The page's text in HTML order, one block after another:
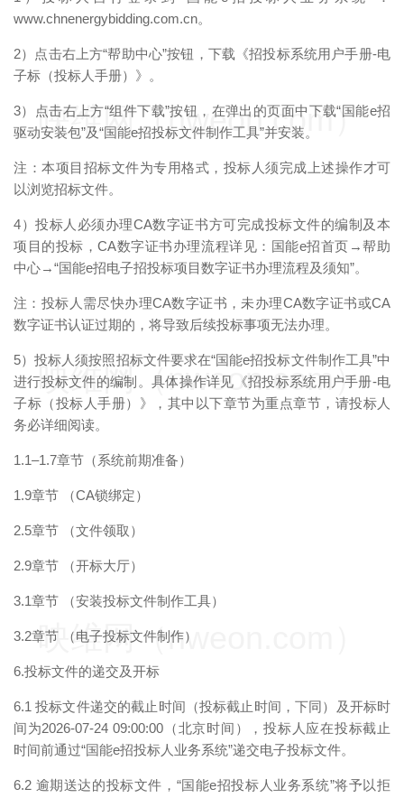
www.chnenergybidding.com.cn。
2）点击右上方“帮助中心”按钮，下载《招投标系统用户手册-电
子标（投标人手册）》。
3）点击右上方“组件下载”按钮，在弹出的页面中下载“国能e招
驱动安装包”及“国能e招投标文件制作工具”并安装。
注：本项目招标文件为专用格式，投标人须完成上述操作才可
以浏览招标文件。
4）投标人必须办理CA数字证书方可完成投标文件的编制及本
项目的投标，CA数字证书办理流程详见：国能e招首页→帮助
中心→“国能e招电子招投标项目数字证书办理流程及须知”。
注：投标人需尽快办理CA数字证书，未办理CA数字证书或CA
数字证书认证过期的，将导致后续投标事项无法办理。
5）投标人须按照招标文件要求在“国能e招投标文件制作工具”中
进行投标文件的编制。具体操作详见《招投标系统用户手册-电
子标（投标人手册）》，其中以下章节为重点章节，请投标人
务必详细阅读。
1.1–1.7章节（系统前期准备）
1.9章节 （CA锁绑定）
2.5章节 （文件领取）
2.9章节 （开标大厅）
3.1章节 （安装投标文件制作工具）
3.2章节 （电子投标文件制作）
6.投标文件的递交及开标
6.1 投标文件递交的截止时间（投标截止时间，下同）及开标时
间为2026-07-24 09:00:00（北京时间），投标人应在投标截止
时间前通过“国能e招投标人业务系统”递交电子投标文件。
6.2 逾期送达的投标文件，“国能e招投标人业务系统”将予以拒
映维网（nweon.com）
映维网（nweon.com）
映维网（nweon.com）